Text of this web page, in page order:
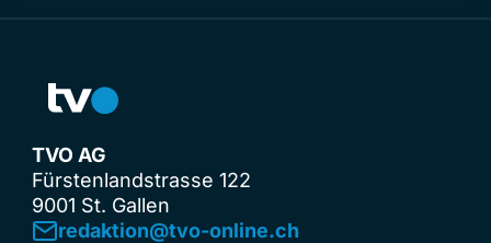
TVO AG
Fürstenlandstrasse 122
9001 St. Gallen
redaktion@tvo-online.ch